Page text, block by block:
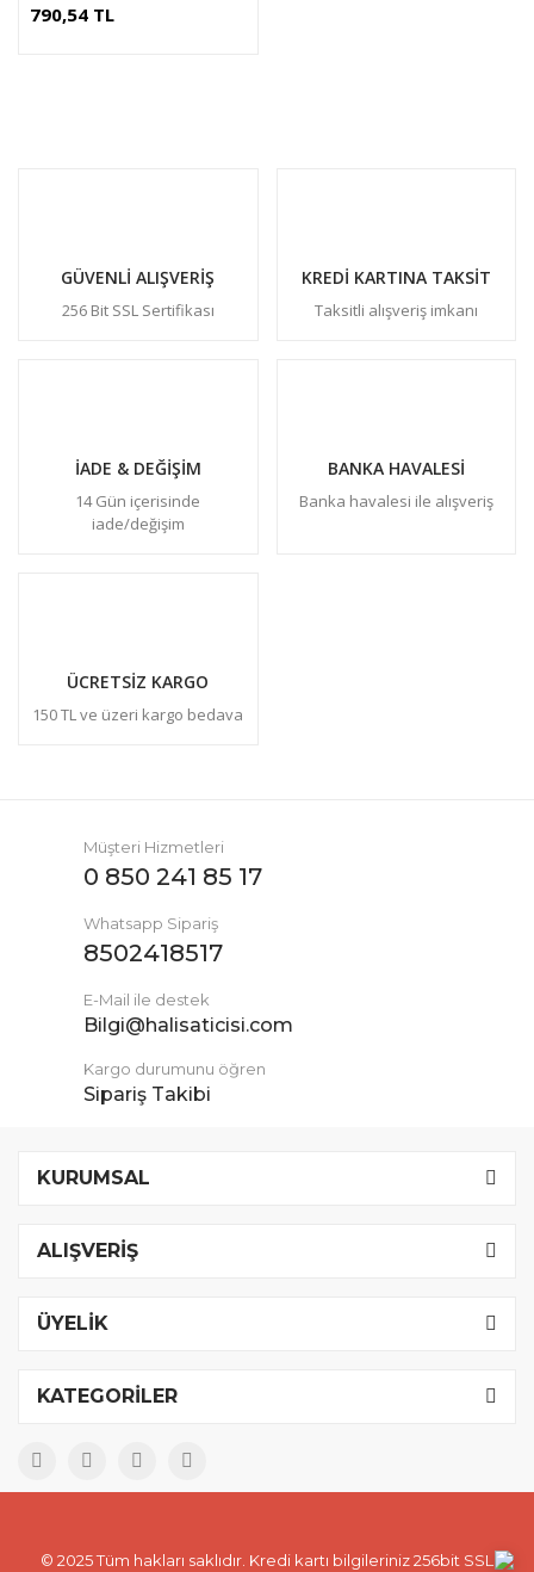
790,54 TL
GÜVENLİ ALIŞVERİŞ
256 Bit SSL Sertifikası
KREDİ KARTINA TAKSİT
Taksitli alışveriş imkanı
İADE & DEĞİŞİM
14 Gün içerisinde
iade/değişim
BANKA HAVALESİ
Banka havalesi ile alışveriş
ÜCRETSİZ KARGO
150 TL ve üzeri kargo bedava
Müşteri Hizmetleri
0 850 241 85 17
Whatsapp Sipariş
8502418517
E-Mail ile destek
Bilgi@halisaticisi.com
Kargo durumunu öğren
Sipariş Takibi
KURUMSAL
ALIŞVERİŞ
ÜYELİK
KATEGORİLER
© 2025 Tüm hakları saklıdır. Kredi kartı bilgileriniz 256bit SSL